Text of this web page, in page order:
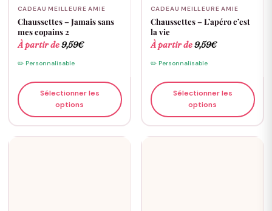
CADEAU MEILLEURE AMIE
Chaussettes – Jamais sans
mes copains 2
À partir de9,59€
✏️ Personnalisable
Sélectionner les
options
CADEAU MEILLEURE AMIE
Chaussettes – L’apéro c’est
la vie
À partir de9,59€
✏️ Personnalisable
Sélectionner les
options